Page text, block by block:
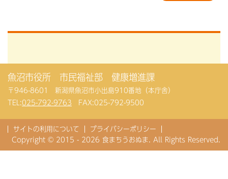
魚沼市役所 市民福祉部 健康増進課
〒946-8601 新潟県魚沼市小出島910番地（本庁舎）
TEL:025-792-9763 FAX:025-792-9500
サイトの利用について
プライバシーポリシー
Copyright © 2015 - 2026 食まちうおぬま. All Rights Reserved.